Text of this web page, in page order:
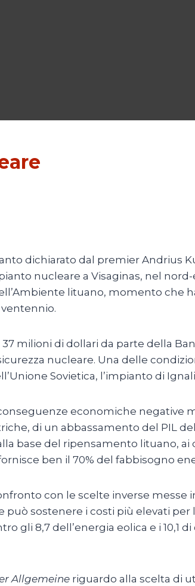
dichiarato dal premier Andrius
nucleare a Visaginas, nel
lituano, momento che
milioni di dollari da parte della
nucleare. Una delle
Sovietica, l’impianto di
economiche negative
di un abbassamento del PIL del
base del ripensamento lituano,
ben il 70% del fabbisogno
con le scelte inverse messe
sostenere i costi più elevati
gli 8,7 dell’energia eolica e i 10,1
Allgemeine riguardo alla scelta di